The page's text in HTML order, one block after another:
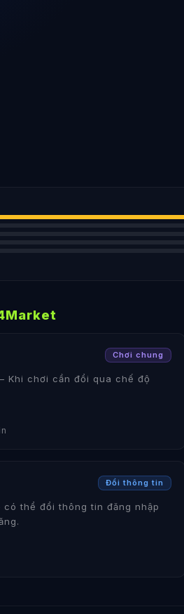
Chơi chung
Khi chơi cần đổi qua chế độ
Đổi thông tin
thể đổi thông tin đăng nhập